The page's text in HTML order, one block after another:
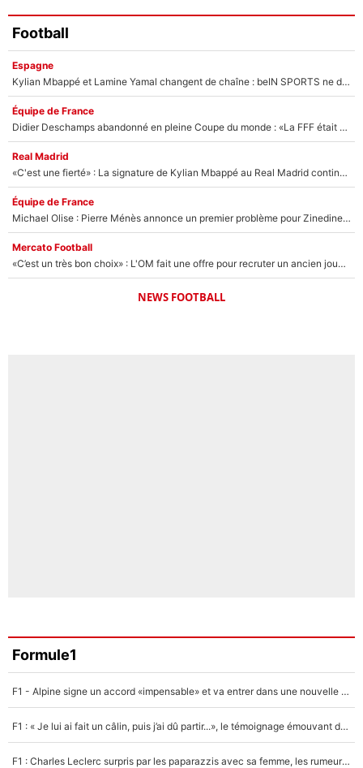
Football
Espagne
Kylian Mbappé et Lamine Yamal changent de chaîne : beIN SPORTS ne digère pas cette décision historique et prédit un fiasco pour la Liga
Équipe de France
Didier Deschamps abandonné en pleine Coupe du monde : «La FFF était déjà passée à Zinedine Zidane»
Real Madrid
«C'est une fierté» : La signature de Kylian Mbappé au Real Madrid continue de régaler l'Espagne
Équipe de France
Michael Olise : Pierre Ménès annonce un premier problème pour Zinedine Zidane en équipe de France
Mercato Football
«C’est un très bon choix» : L'OM fait une offre pour recruter un ancien joueur du PSG... et c'est validé dans l'After Foot !
NEWS FOOTBALL
Formule1
F1 - Alpine signe un accord «impensable» et va entrer dans une nouvelle dimension : Grande nouvelle pour Pierre Gasly !
F1 : « Je lui ai fait un câlin, puis j’ai dû partir...», le témoignage émouvant de Max Verstappen sur sa fille
F1 : Charles Leclerc surpris par les paparazzis avec sa femme, les rumeurs étaient vraies !